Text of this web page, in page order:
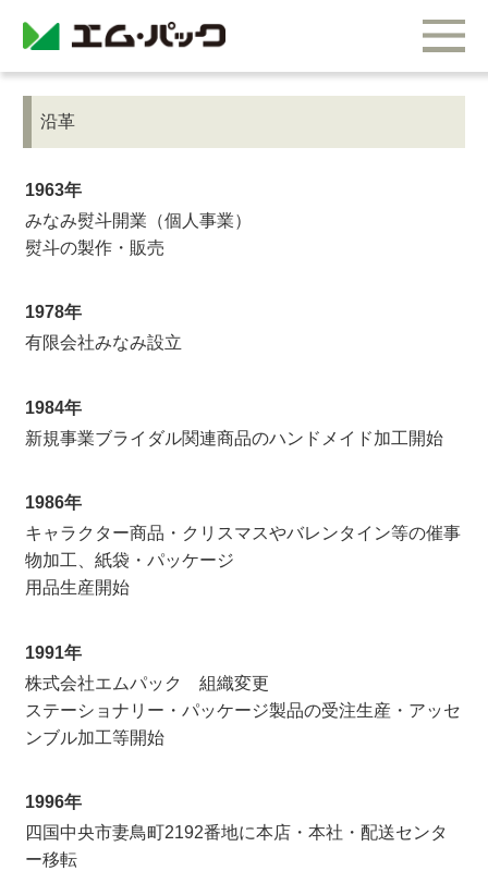
沿革
1963年
みなみ熨斗開業（個人事業）
熨斗の製作・販売
1978年
有限会社みなみ設立
1984年
新規事業ブライダル関連商品のハンドメイド加工開始
1986年
キャラクター商品・クリスマスやバレンタイン等の催事
物加工、紙袋・パッケージ
用品生産開始
1991年
株式会社エムパック 組織変更
ステーショナリー・パッケージ製品の受注生産・アッセ
ンブル加工等開始
1996年
四国中央市妻鳥町2192番地に本店・本社・配送センタ
ー移転